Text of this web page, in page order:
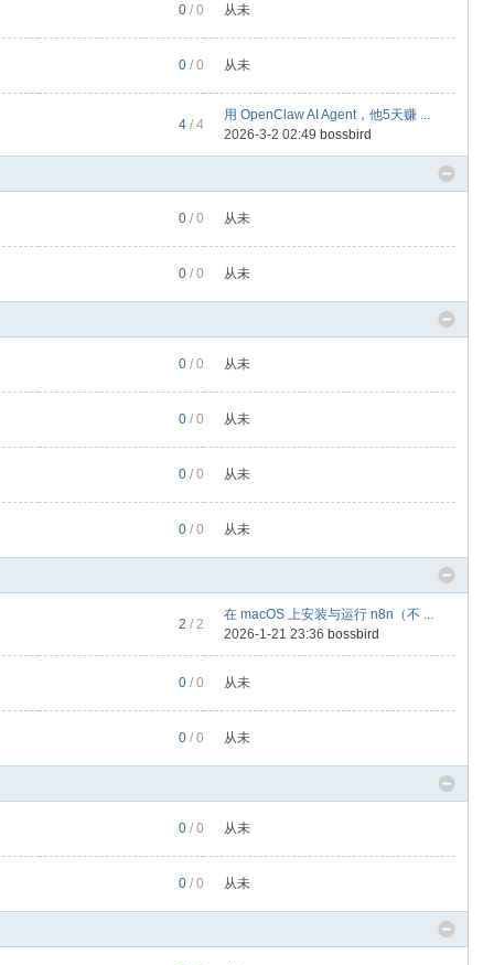
0 / 0 从未
0 / 0 从未
4 / 4
用 OpenClaw AI Agent，他5天赚 ...
2026-3-2 02:49 bossbird
0 / 0 从未
0 / 0 从未
0 / 0 从未
0 / 0 从未
0 / 0 从未
0 / 0 从未
2 / 2
在 macOS 上安装与运行 n8n（不 ...
2026-1-21 23:36 bossbird
0 / 0 从未
0 / 0 从未
0 / 0 从未
0 / 0 从未